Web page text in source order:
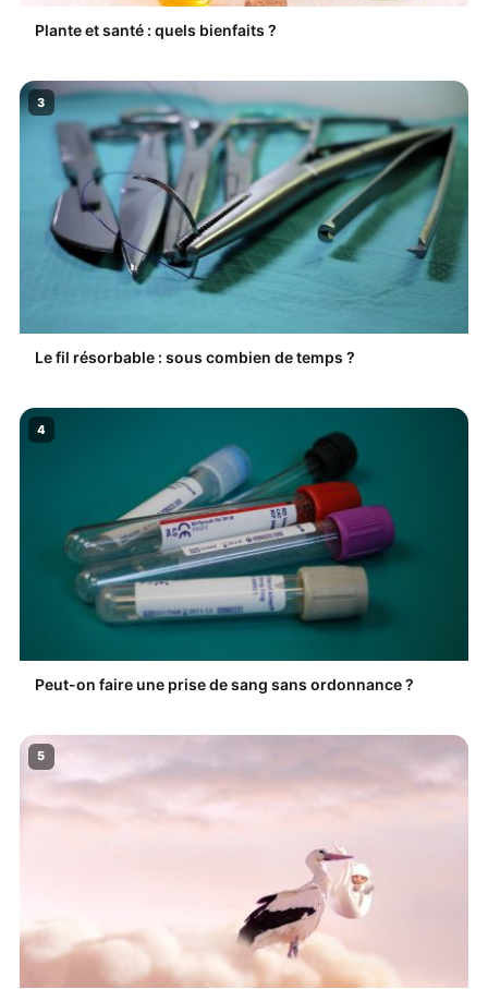
Plante et santé : quels bienfaits ?
3
Le fil résorbable : sous combien de temps ?
4
Peut-on faire une prise de sang sans ordonnance ?
5